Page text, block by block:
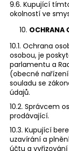
9.6. Kupující
okolností ve
OCHRANA
10.1. Ochrana
osobou, je
parlamentu a
(obecné
souladu se
údajů.
10.2. Správcem
prodávající.
10.3. Kupující
uzavírání a
účtu a